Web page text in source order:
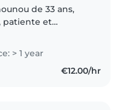
de 33 ans,
patiente et
d'âge
que je n'aie pas
> 1 year
€12.00/hr